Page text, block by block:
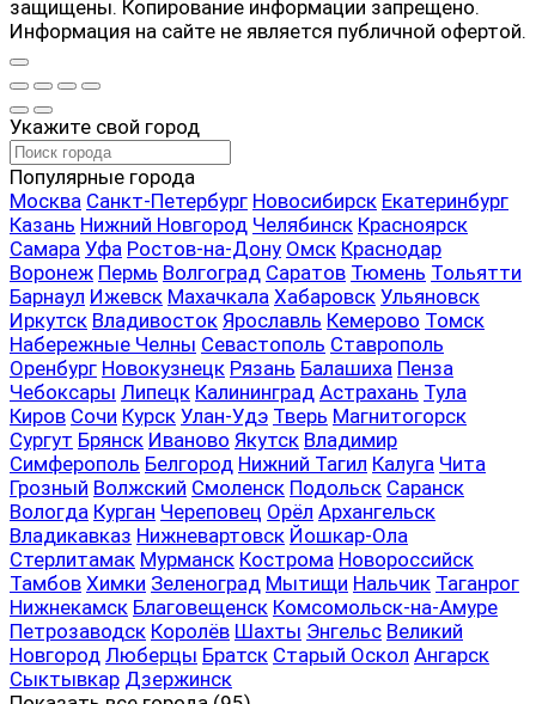
защищены. Копирование информации запрещено.
Информация на сайте не является публичной офертой.
Укажите свой город
Популярные города
Москва Санкт-Петербург Новосибирск Екатеринбург
Казань Нижний Новгород Челябинск Красноярск
Самара Уфа Ростов-на-Дону Омск Краснодар
Воронеж Пермь Волгоград Саратов Тюмень Тольятти
Барнаул Ижевск Махачкала Хабаровск Ульяновск
Иркутск Владивосток Ярославль Кемерово Томск
Набережные Челны Севастополь Ставрополь
Оренбург Новокузнецк Рязань Балашиха Пенза
Чебоксары Липецк Калининград Астрахань Тула
Киров Сочи Курск Улан-Удэ Тверь Магнитогорск
Сургут Брянск Иваново Якутск Владимир
Симферополь Белгород Нижний Тагил Калуга Чита
Грозный Волжский Смоленск Подольск Саранск
Вологда Курган Череповец Орёл Архангельск
Владикавказ Нижневартовск Йошкар-Ола
Стерлитамак Мурманск Кострома Новороссийск
Тамбов Химки Зеленоград Мытищи Нальчик Таганрог
Нижнекамск Благовещенск Комсомольск-на-Амуре
Петрозаводск Королёв Шахты Энгельс Великий
Новгород Люберцы Братск Старый Оскол Ангарск
Сыктывкар Дзержинск